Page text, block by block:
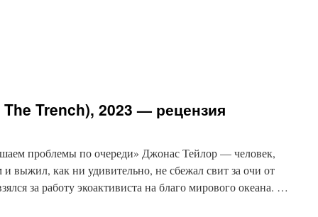
Trench), 2023 — рецензия
проблемы по очереди» Джонас Тейлор — человек,
выжил, как ни удивительно, не сбежал свит за очи от
за работу экоактивиста на благо мирового океана. …